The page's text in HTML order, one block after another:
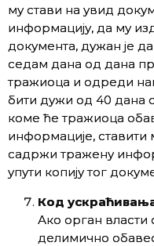
му стави на увид
информацију, да му
документа, дужан је
седам дана од дана
тражиоца и одреди
бити дужи од 40 дана
коме ће тражиоца
информације, ставити
садржи тражену
упути копију тог
Код
Ако орган власти
делимично